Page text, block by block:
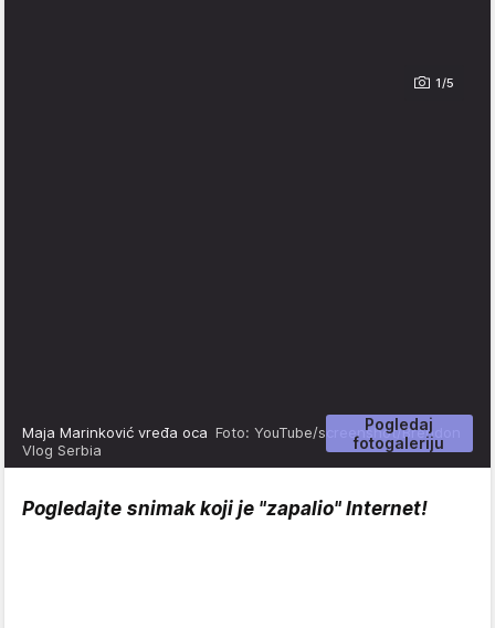
1/5
Pogledaj
fotogaleriju
Maja Marinković vređa oca Foto: YouTube/screenshot/Brendon
Vlog Serbia
Pogledajte snimak koji je "zapalio" Internet!